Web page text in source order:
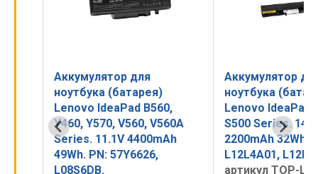
Аккумулятор для
ноутбука (батарея)
Lenovo IdeaPad Flex 14, 15,
S500 Series. 14.4V
2200mAh 32Wh. PN:
L12L4A01, L12L4K51.
артикул TOP-LS500
Аккумулятор
ноутбука
Lenovo IdeaPad
G500S, S410P,
G50-30, G50-70
14.4V 2600mAh
L12L4A02,